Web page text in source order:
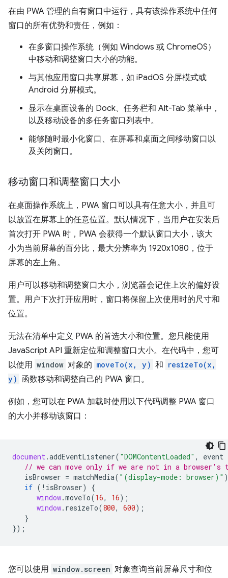
在由 PWA 管理的自有窗口中运行，具有该操作系统中任何
窗口的所有优势和责任，例如：
在多窗口操作系统（例如 Windows 或 ChromeOS）
中移动和调整窗口大小的功能。
与其他应用窗口共享屏幕，如 iPadOS 分屏模式或
Android 分屏模式。
显示在桌面设备的 Dock、任务栏和 Alt-Tab 菜单中，
以及移动设备的多任务窗口列表中。
能够随时最小化窗口、在屏幕和桌面之间移动窗口以
及关闭窗口。
移动窗口和调整窗口大小
在桌面操作系统上，PWA 窗口可以具有任意大小，并且可
以放置在屏幕上的任意位置。默认情况下，当用户在安装后
首次打开 PWA 时，PWA 会获得一个默认窗口大小，该大
小为当前屏幕的百分比，最大分辨率为 1920x1080，位于
屏幕的左上角。
用户可以移动和调整窗口大小，浏览器会记住上次的偏好设
置。用户下次打开应用时，窗口将保留上次使用时的尺寸和
位置。
无法在清单中定义 PWA 的首选大小和位置。您只能使用
JavaScript API 重新定位和调整窗口大小。在代码中，您可
以使用 window 对象的 moveTo(x, y) 和 resizeTo(x,
y) 函数移动和调整自己的 PWA 窗口。
例如，您可以在 PWA 加载时使用以下代码调整 PWA 窗口
的大小并移动该窗口：
document.addEventListener( "DOMContentLoaded" , event
// we can move only if we are not in a browser's
isBrowser = matchMedia( "(display-mode: browser)"
if ( ! isBrowser)
{
window.moveTo(16, 16);
window. resizeTo(800, 600);
}
});
您可以使用 window.screen 对象查询当前屏幕尺寸和位